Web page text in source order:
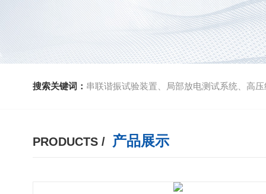
搜索关键词： 串联谐振试验装置、局部放电测试系统、高压
PRODUCTS / 产品展示